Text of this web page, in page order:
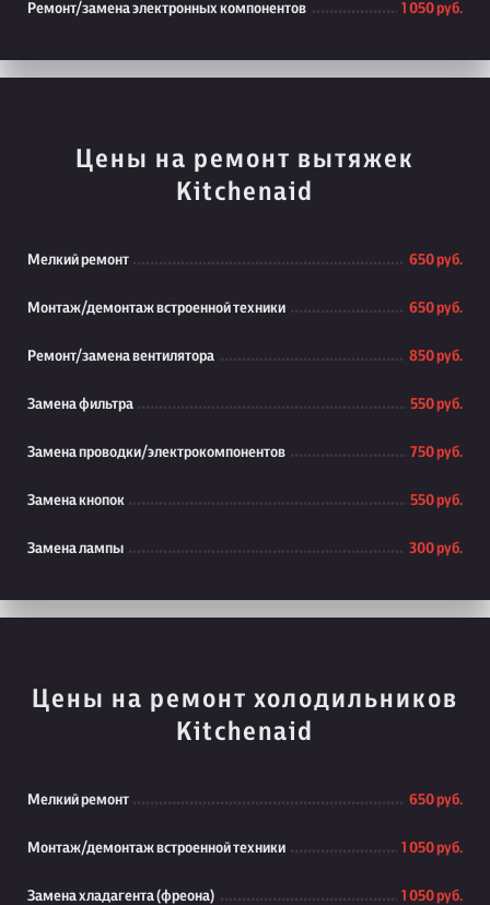
Ремонт/замена электронных компонентов 1 050 руб.
Цены на ремонт вытяжек
Kitchenaid
Мелкий ремонт 650 руб.
Монтаж/демонтаж встроенной техники 650 руб.
Ремонт/замена вентилятора 850 руб.
Замена фильтра 550 руб.
Замена проводки/электрокомпонентов 750 руб.
Замена кнопок 550 руб.
Замена лампы 300 руб.
Цены на ремонт холодильников
Kitchenaid
Мелкий ремонт 650 руб.
Монтаж/демонтаж встроенной техники 1 050 руб.
Замена хладагента (фреона) 1 050 руб.